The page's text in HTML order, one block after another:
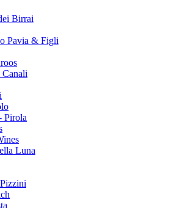
Birrai
Pavia & Figli
Pirola
Luna